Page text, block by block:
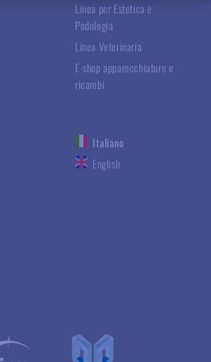
Linea per Estetica e
Podologia
Linea Veterinaria
E-shop apparecchiature e
ricambi
Italiano
English